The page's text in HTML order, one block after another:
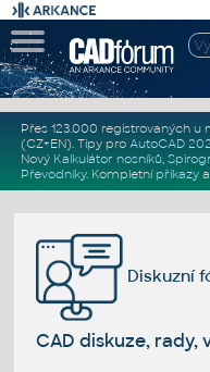
Přes 123.000 registrovaných u
(CZ+EN). Tipy pro AutoCAD
Nový Kalkulátor nosníků,
Převodníky. Kompletní příkazya
Diskuzní
CAD diskuze, rady,